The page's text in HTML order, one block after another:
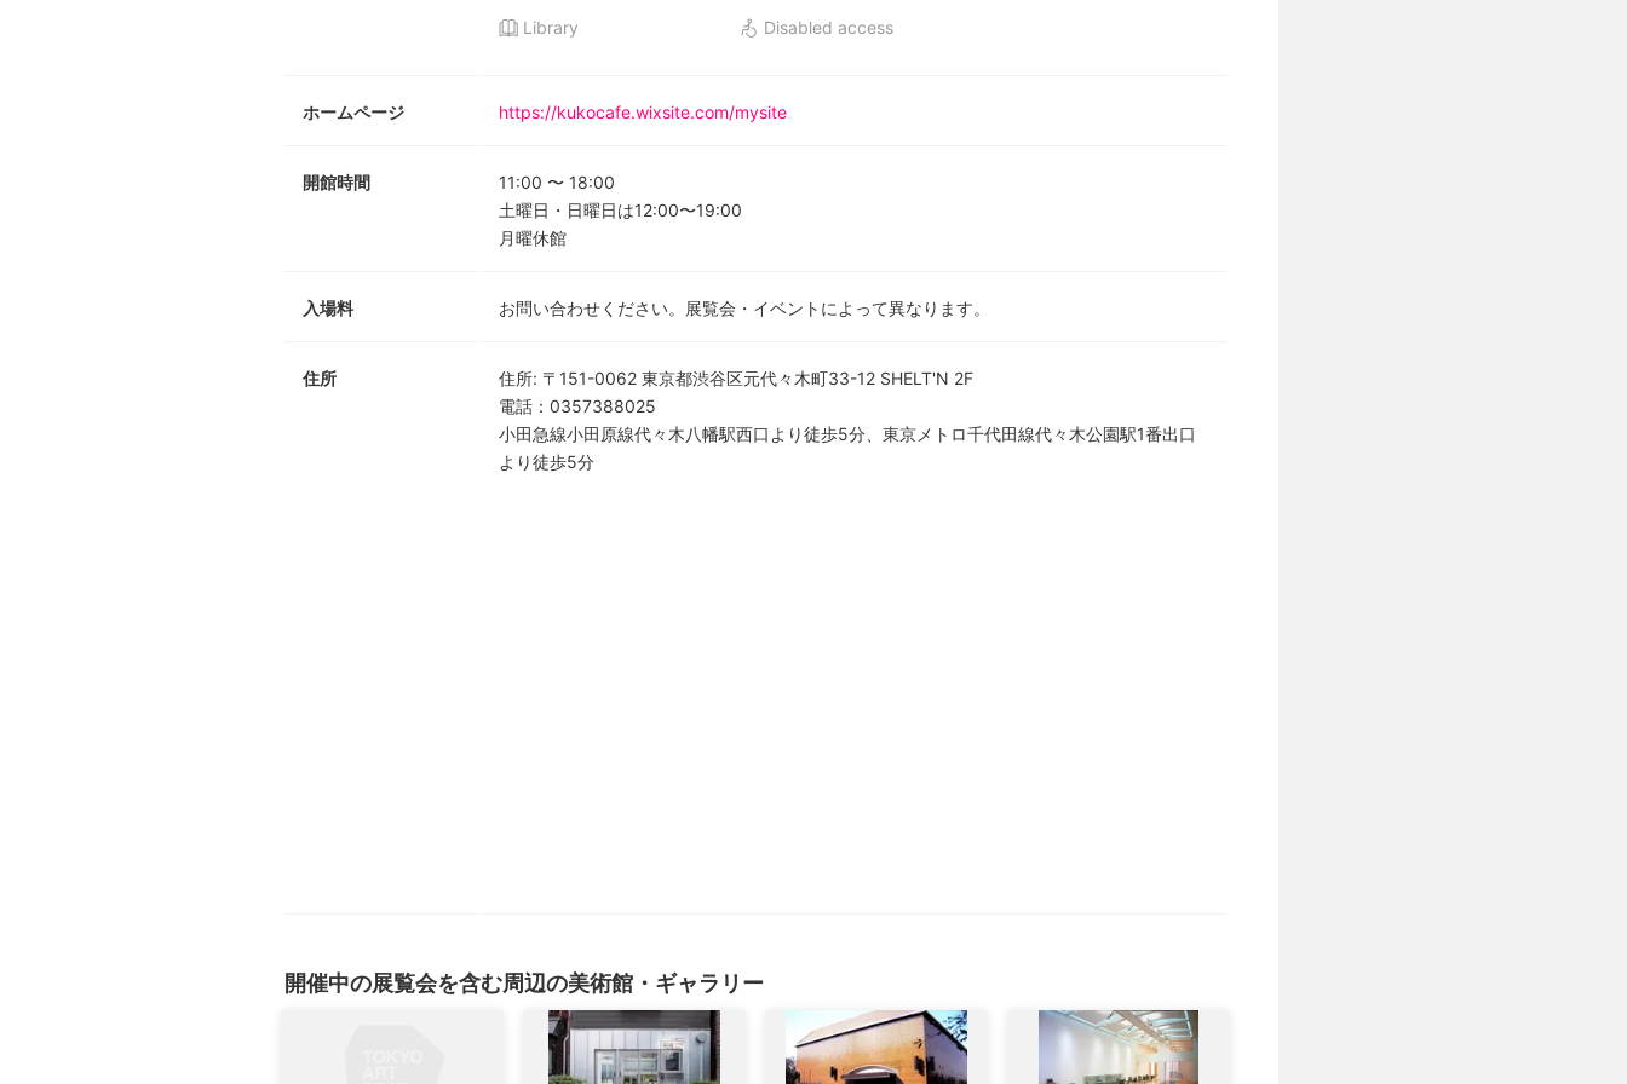
Library Disabled access
ホームページ https://kukocafe.wixsite.com/mysite
開館時間 11:00 〜 18:00
土曜日・日曜日は12:00〜19:00
月曜休館
入場料 お問い合わせください。展覧会・イベントによって異なります。
住所 住所: 〒151-0062 東京都渋谷区元代々木町33-12 SHELT'N 2F
電話 ： 0357388025
小田急線小田原線代々木八幡駅西口より徒歩5分、東京メトロ​千代田線代々木公園駅1番出口
より徒歩5分
開催中の展覧会を含む周辺の美術館・ギャラリー